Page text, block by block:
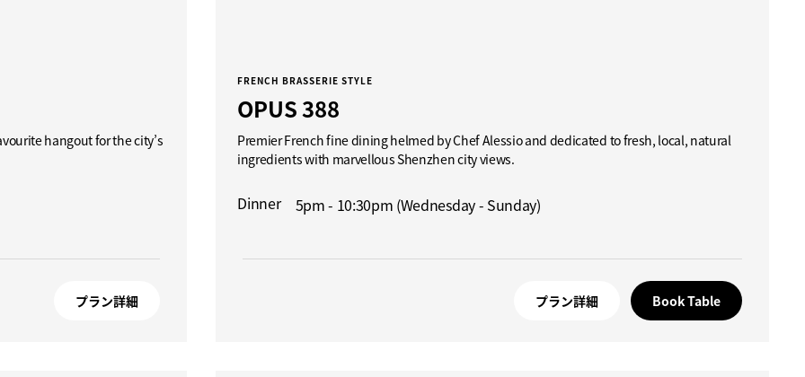
hangout for the city’s
プラン詳細
FRENCH BRASSERIE STYLE
OPUS 388
Premier French fine dining helmed by Chef Alessio and dedicated to fresh, local, natural
ingredients with marvellous Shenzhen city views.
Dinner 5pm - 10:30pm (Wednesday - Sunday)
プラン詳細 Book Table